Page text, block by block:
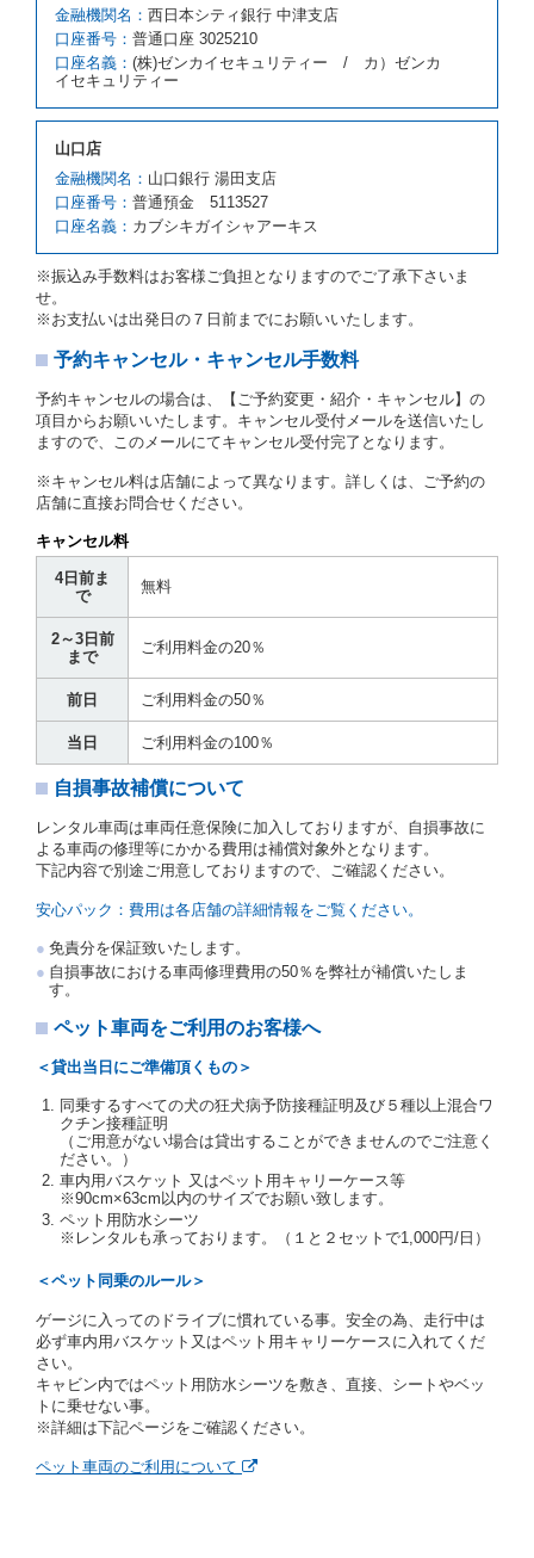
因が、当社の責に帰する事由によるときには第４条第
４項の予約の取消しとして取り扱い、当社は受領済の
予約申込金を返還するものとします。
第３項の場合、第１項の貸渡しをすることができない
第５項の予約の取消しとして取り扱い、当社は受領済
の予約申込金を返還するものとします。
第６条（免責）
当社及び借受人は、予約が取り消され、又は貸渡契約
が締結されなかったことについて、第４条及び第５条
に定める場合を除き、相互に何らの請求をしないもの
とします。
第３章／貸 渡 し
第７条（貸渡契約の締結）
借受人は第２条第１項に定める借受条件を明示し、当
社はこの約款、料金表等により貸渡条件を明示して、
貸渡契約を締結するものとします。ただし、貸し渡す
ことができるレンタカーがない場合又は借受人若しく
は運転者が第８条第１項若しくは第２項各号のいずれ
かに該当する場合を除きます。
１項に定める貸渡料金を支払うものとします。
運転者は、貸渡契約の締結にあたり、約款及び細則で
運転者の義務と定められた事項を遵守するものとしま
す。
当社は、監督官庁の基本通達（注１）に基づき、貸渡
簿(貸渡原票)及び第１３条第１項に規定する貸渡証に
運転者の氏名、住所、運転免許の種類及び運転免許証
（注２）の番号を記載し、又は運転者の運転免許証の
写しを添付するため、貸渡契約の締結にあたり、借受
人に対し、借受人の指定する運転者（以下「運転者」
といいます。）の運転免許証の提示を求めるほか、そ
の写しの提出を求めることがあります。この場合、借
を提示し、借受人と運転者が異なるときはその運転者
の運転免許証を提示するものとします。
注１）監督官庁の基本通達とは、国土交通省自動車
旅第138号 平成7年6月13日）の２．(10)及び(11)の
ことをいいます。
注２）運転免許証とは、道路交通法第９２条に規定
される運転免許証のうち、道路交通法施行規則第１
す。
に対し、運転免許証のほかに本人確認ができる書類の
あります。
当社は、貸渡契約の締結にあたり、借受期間中に借受
人及び運転者と連絡するための携帯電話番号等の告知
を求めます。
当社は、貸渡契約の締結にあたり、借受人に対し、ク
レジットカード若しくは現金による支払いを求め、又
はその他の支払方法を指定することがあります。
借受人は契約後の借受期間の延長はできないものとし
当社は、借受人又は運転者が前3項に従わない場合
は、貸渡契約の締結を拒絶するとともに、予約を取消
申込金等の扱いについては、第4条第5項を適用するも
のとします。
第８条（貸渡契約の締結の拒絶）
借受人（運転者）が次の各号のいずれかに該当すると
金融機関名： 西日本シティ銀行 中津支店
口座番号： 普通口座 3025210
口座名義： (株)ゼンカイセキュリティー / カ）ゼンカ
イセキュリティー
山口店
金融機関名： 山口銀行 湯田支店
口座番号： 普通預金 5113527
口座名義： カブシキガイシャアーキス
※振込み手数料はお客様ご負担となりますのでご了承下さいま
せ。
※お支払いは出発日の７日前までにお願いいたします。
予約キャンセル・キャンセル手数料
予約キャンセルの場合は、【ご予約変更・紹介・キャンセル】の
項目からお願いいたします。キャンセル受付メールを送信いたし
ますので、このメールにてキャンセル受付完了となります。
※キャンセル料は店舗によって異なります。詳しくは、ご予約の
店舗に直接お問合せください。
キャンセル料
4日前ま
で
無料
2～3日前
まで
ご利用料金の20％
前日 ご利用料金の50％
当日 ご利用料金の100％
自損事故補償について
レンタル車両は車両任意保険に加入しておりますが、自損事故に
よる車両の修理等にかかる費用は補償対象外となります。
下記内容で別途ご用意しておりますので、ご確認ください。
安心パック：費用は各店舗の詳細情報をご覧ください。
免責分を保証致いたします。
自損事故における車両修理費用の50％を弊社が補償いたしま
す。
ペット車両をご利用のお客様へ
＜貸出当日にご準備頂くもの＞
同乗するすべての犬の狂犬病予防接種証明及び５種以上混合ワ
クチン接種証明
（ご用意がない場合は貸出することができませんのでご注意く
ださい。）
車内用バスケット 又はペット用キャリーケース等
※90cm×63cm以内のサイズでお願い致します。
ペット用防水シーツ
※レンタルも承っております。（１と２セットで1,000円/日）
＜ペット同乗のルール＞
ゲージに入ってのドライブに慣れている事。安全の為、走行中は
必ず車内用バスケット又はペット用キャリーケースに入れてくだ
さい。
キャビン内ではペット用防水シーツを敷き、直接、シートやベッ
トに乗せない事。
※詳細は下記ページをご確認ください。
ペット車両のご利用について